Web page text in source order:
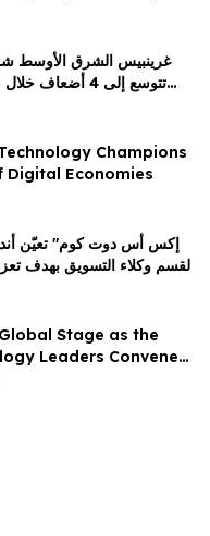
& Human
غرينبيس الشرق الأوسط
يهدد
Champions
Digital Economies
لقسم وكلاء التسويق بهدف
Stage as the
Leaders Convene
Medical